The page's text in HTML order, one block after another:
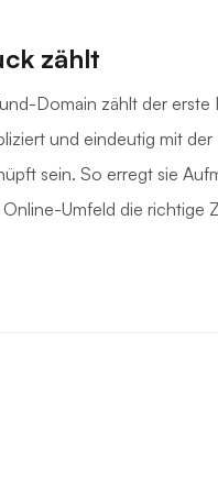
zählt
Domain zählt der erste
und eindeutig mit der
sein. So erregt sie
Umfeld die richtige